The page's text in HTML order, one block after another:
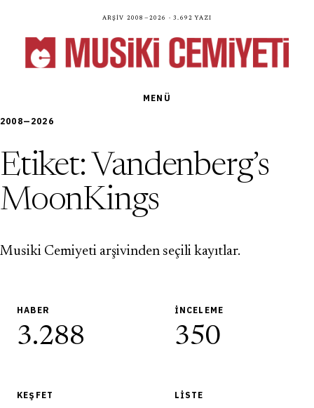
Arşiv 2008—2026 · 3.692 yazı
MENÜ
2008—2026
Etiket: Vandenberg’s
MoonKings
Musiki Cemiyeti arşivinden seçili kayıtlar.
HABER
3.288
İNCELEME
350
KEŞFET LISTE